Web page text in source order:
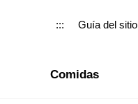
::: Guía del sitio
Comidas